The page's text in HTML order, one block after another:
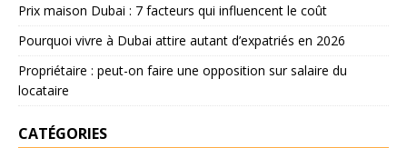
Prix maison Dubai : 7 facteurs qui influencent le coût
Pourquoi vivre à Dubai attire autant d’expatriés en 2026
Propriétaire : peut-on faire une opposition sur salaire du
locataire
CATÉGORIES